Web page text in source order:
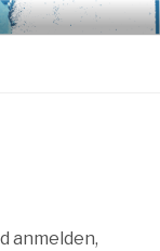
anmelden,